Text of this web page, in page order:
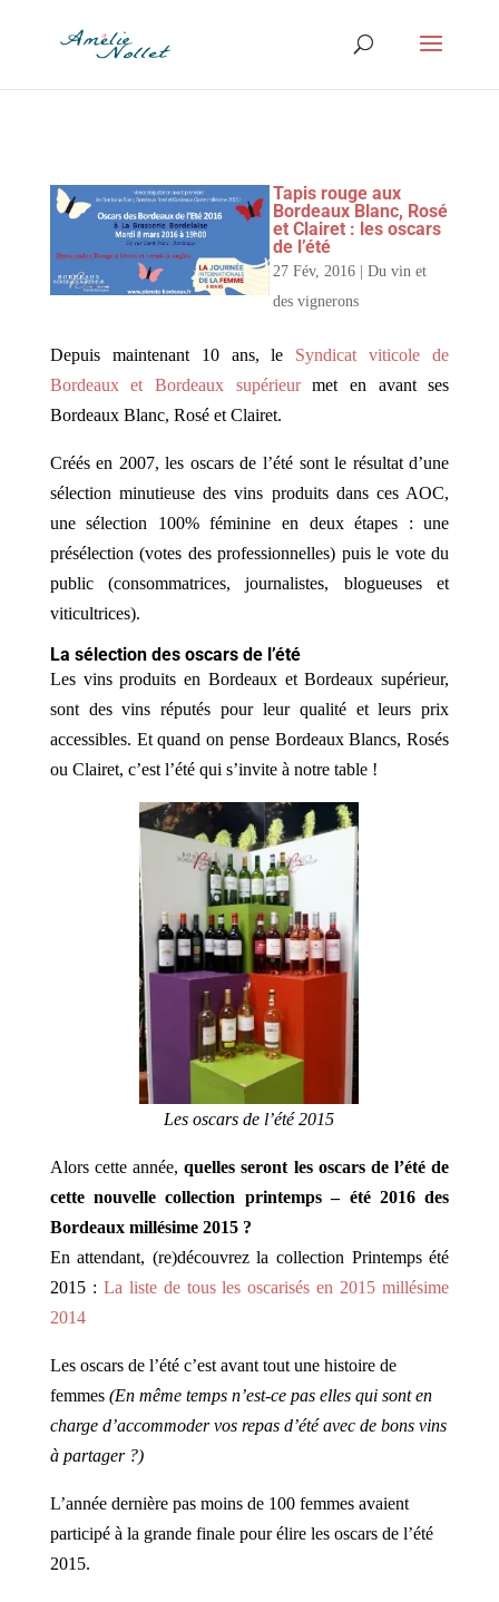
Tapis rouge aux
Bordeaux Blanc, Rosé
et Clairet : les oscars
de l’été
27 Fév, 2016 |Du vin et
des vignerons
Depuis maintenant 10 ans, le Syndicat viticole de
Bordeaux et Bordeaux supérieurmet en avant ses
Bordeaux Blanc, Rosé et Clairet.
Créés en 2007, les oscars de l’été sont le résultat d’une
sélection minutieuse des vins produits dans ces AOC,
une sélection 100% féminine en deux étapes : une
présélection (votes des professionnelles) puis le vote du
public (consommatrices, journalistes, blogueuses et
viticultrices).
La sélection des oscars de l’été
Les vins produits en Bordeaux et Bordeaux supérieur,
sont des vins réputés pour leur qualité et leurs prix
accessibles. Et quand on pense Bordeaux Blancs, Rosés
ou Clairet, c’est l’été qui s’invite à notre table !
Les oscars de l’été 2015
Alors cette année,quelles seront les oscars de l’été de
cette nouvelle collection printemps – été 2016 des
Bordeaux millésime 2015 ?
En attendant, (re)découvrez la collection Printemps été
2015 : La liste de tous les oscarisés en 2015 millésime
2014
Les oscars de l’été c’est avant tout une histoire de
femmes (En même temps n’est-ce pas elles qui sont en
charge d’accommoder vos repas d’été avec de bons vins
à partager ?)
L’année dernière pas moins de 100 femmes avaient
participé à la grande finale pour élire les oscars de l’été
2015.